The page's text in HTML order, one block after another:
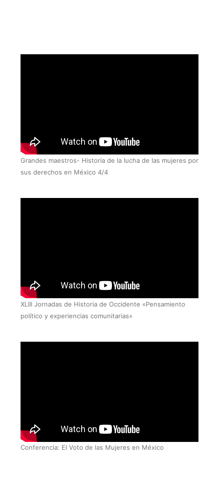
Grandes maestros- Historia de la lucha de las mujeres por
sus derechos en México 4/4
XLIII Jornadas de Historia de Occidente «Pensamiento
político y experiencias comunitarias»
Conferencia: El Voto de las Mujeres en México